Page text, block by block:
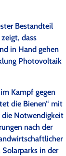
Bestandteil
dass
in Hand gehen
Photovoltaik
Kampf gegen
die Bienen“ mit
die Notwendigkeit
nach der
in der